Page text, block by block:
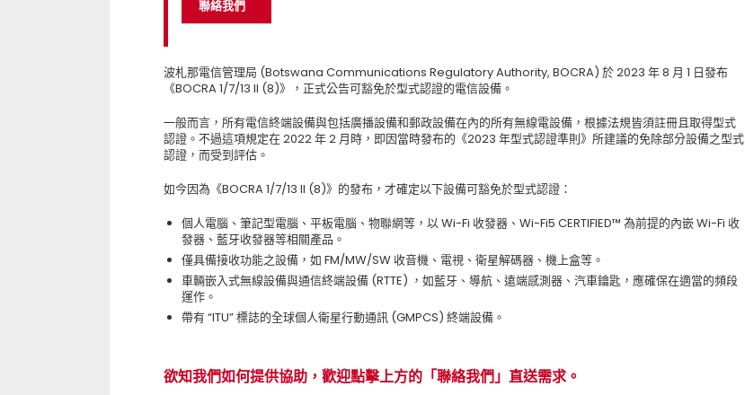
聯絡我們
波札那電信管理局 (Botswana Communications Regulatory Authority, BOCRA) 於 2023 年 8 月 1 日發布
《BOCRA 1/7/13 II (8)》，正式公告可豁免於型式認證的電信設備。
一般而言，所有電信終端設備與包括廣播設備和郵政設備在內的所有無線電設備，根據法規皆須註冊且取得型式
認證。不過這項規定在 2022 年 2 月時，即因當時發布的《2023 年型式認證準則》所建議的免除部分設備之型式
認證，而受到評估。
如今因為《BOCRA 1/7/13 II (8)》的發布，才確定以下設備可豁免於型式認證：
個人電腦、筆記型電腦、平板電腦、物聯網等，以 Wi-Fi 收發器、Wi-Fi5 CERTIFIED™ 為前提的內嵌 Wi-Fi 收
發器、藍牙收發器等相關產品。
僅具備接收功能之設備，如 FM/MW/SW 收音機、電視、衛星解碼器、機上盒等。
車輛嵌入式無線設備與通信終端設備 (RTTE) ，如藍牙、導航、遠端感測器、汽車鑰匙，應確保在適當的頻段
運作。
帶有 “ITU” 標誌的全球個人衛星行動通訊 (GMPCS) 終端設備。
欲知我們如何提供協助，歡迎點擊上方的「聯絡我們」直送需求。